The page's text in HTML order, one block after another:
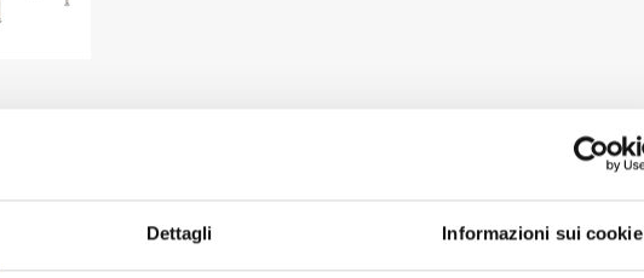
Dettagli Informazioni sui cookie
TECHNICAL DATA